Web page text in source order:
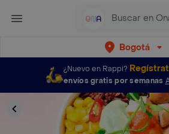
Bogotá
¿Nuevo en Rappi?
envíos gratis por semanas